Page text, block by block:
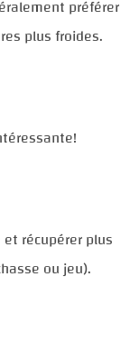
préférer
plus froides.
récupérer plus
ou jeu).